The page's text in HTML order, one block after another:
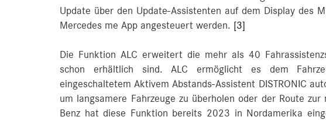
Update über den Update-Assistenten auf dem Display des
Mercedes me App angesteuert werden. [3]
Die Funktion ALC erweitert die mehr als 40
schon erhältlich sind. ALC ermöglicht es dem
eingeschaltetem Aktivem Abstands-Assistent DISTRONIC
um langsamere Fahrzeuge zu überholen oder der Route
Benz hat diese Funktion bereits 2023 in Nordamerika